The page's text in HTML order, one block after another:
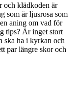
och klädkoden är
som är ljusrosa som
aning om vad för
tips? Är inget stort
ska ha i kyrkan och
par längre skor och